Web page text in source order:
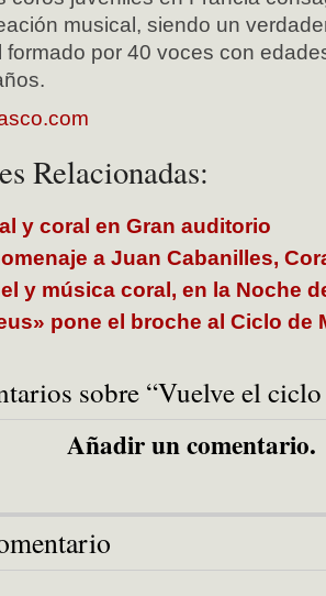
musical, siendo un
formado por 40 voces con
Relacionadas:
y coral en Gran auditorio
a Juan Cabanilles,
y música coral, en la Noche
pone el broche al Ciclo de
sobre “Vuelve el
Añadir un comentario.